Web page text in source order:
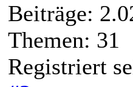
Beiträge:
Themen: 31
Registriert